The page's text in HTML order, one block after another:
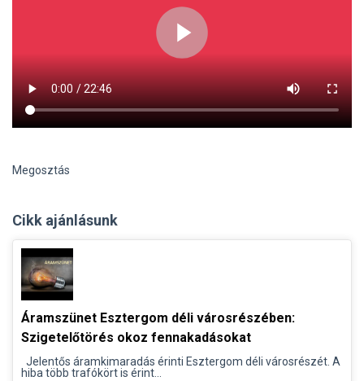
Megosztás
Cikk ajánlásunk
Áramszünet Esztergom déli városrészében:
Szigetelőtörés okoz fennakadásokat
Jelentős áramkimaradás érinti Esztergom déli városrészét. A
hiba több trafókört is érint...